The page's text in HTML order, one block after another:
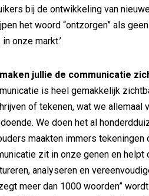
bij de ontwikkeling van
het woord “ontzorgen” als
onze markt.’
jullie de communicatie
is heel gemakkelijk
of tekenen, wat we allemaal
We doen het al
maakten immers tekeningen
zit in onze genen en
analyseren en
meer dan 1000 woorden”